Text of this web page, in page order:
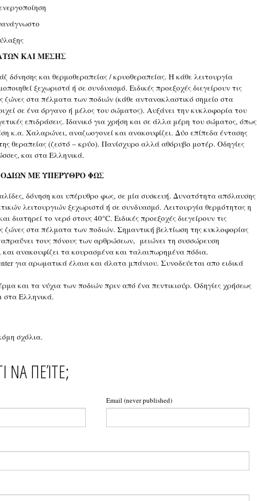
ΚΑΙ ΜΕΣΗΣ
δόνησης και θερμοθεραπείας / κρυοθεραπείας. Η κάθε λειτουργία
ξεχωριστά ή σε συνδυασμό. Ειδικές προεξοχές διεγείρουν τις
ζώνες στα πέλματα των ποδιών (κάθε αντανακλαστικό σημείο στα
σε ένα όργανο ή μέλος του σώματος). Αυξάνει την κυκλοφορία του
επιδράσεις. Ιδανικό για χρήση και σε άλλα μέρη του σώματος, όπως
κ.α. Χαλαρώνει, αναζωογονεί και ανακουφίζει. Δύο επίπεδα έντασης
θεραπείας (ζεστό – κρύο). Πανίσχυρο αλλά αθόρυβο μοτέρ. Οδηγίες
και στα Ελληνικά.
ΜΕ ΥΠΕΡΥΘΡΟ ΦΩΣ
δόνηση και υπέρυθρο φως, σε μία συσκευή. Δυνατότητα απόλαυσης
λειτουργιών ξεχωριστά ή σε συνδυασμό. Λειτουργία θερμότητας η
διατηρεί το νερό στους 40°C. Ειδικές προεξοχές διεγείρουν τις
ζώνες στα πέλματα των ποδιών. Σημαντική βελτίωση της κυκλοφορίας
τους πόνους των αρθρώσεων, μειώνει τη συσσώρευση
ανακουφίζει τα κουρασμένα και ταλαιπωρημένα πόδια.
για αρωματικά έλαια και άλατα μπάνιου. Συνοδεύεται απο ειδικά
και τα νύχια των ποδιών πριν από ένα πεντικιούρ. Οδηγίες χρήσεως
στα Ελληνικά.
σχόλια.
ΝΑ ΠΕΊΤΕ;
Email (never published)